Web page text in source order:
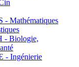
Mathématiques
- Biologie,
- Ingénierie